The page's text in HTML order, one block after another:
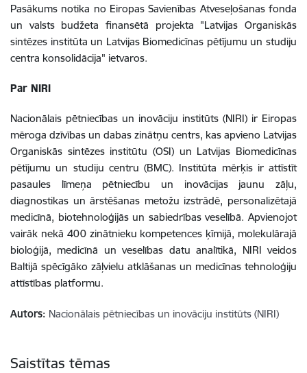
Pasākums notika no Eiropas Savienības Atveseļošanas fonda
un valsts budžeta finansētā projekta "Latvijas Organiskās
sintēzes institūta un Latvijas Biomedicīnas pētījumu un studiju
centra konsolidācija" ietvaros.
Par NIRI
Nacionālais pētniecības un inovāciju institūts (NIRI) ir Eiropas
mēroga dzīvības un dabas zinātņu centrs, kas apvieno Latvijas
Organiskās sintēzes institūtu (OSI) un Latvijas Biomedicīnas
pētījumu un studiju centru (BMC). Institūta mērķis ir attīstīt
pasaules līmeņa pētniecību un inovācijas jaunu zāļu,
diagnostikas un ārstēšanas metožu izstrādē, personalizētajā
medicīnā, biotehnoloģijās un sabiedrības veselībā. Apvienojot
vairāk nekā 400 zinātnieku kompetences ķīmijā, molekulārajā
bioloģijā, medicīnā un veselības datu analītikā, NIRI veidos
Baltijā spēcīgāko zāļvielu atklāšanas un medicīnas tehnoloģiju
attīstības platformu.
Autors: Nacionālais pētniecības un inovāciju institūts (NIRI)
Saistītas tēmas